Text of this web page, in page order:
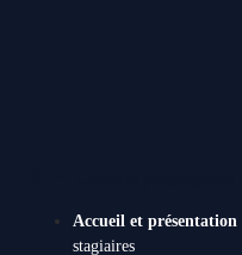
Accueil et présentation
stagiaires